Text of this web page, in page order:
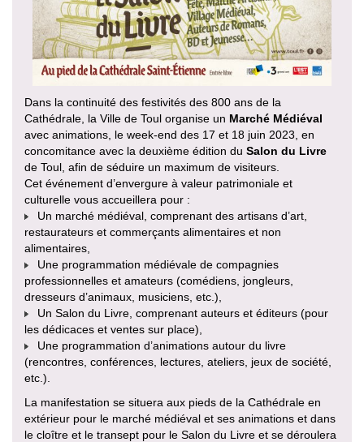
Dans la continuité des festivités des 800 ans de la
Cathédrale, la Ville de Toul organise un Marché Médiéval
avec animations, le week-end des 17 et 18 juin 2023, en
concomitance avec la deuxième édition du Salon du Livre
de Toul, afin de séduire un maximum de visiteurs.
Cet événement d’envergure à valeur patrimoniale et
culturelle vous accueillera pour :
Un marché médiéval, comprenant des artisans d’art,
restaurateurs et commerçants alimentaires et non
alimentaires,
Une programmation médiévale de compagnies
professionnelles et amateurs (comédiens, jongleurs,
dresseurs d’animaux, musiciens, etc.),
Un Salon du Livre, comprenant auteurs et éditeurs (pour
les dédicaces et ventes sur place),
Une programmation d’animations autour du livre
(rencontres, conférences, lectures, ateliers, jeux de société,
etc.).
La manifestation se situera aux pieds de la Cathédrale en
extérieur pour le marché médiéval et ses animations et dans
le cloître et le transept pour le Salon du Livre et se déroulera